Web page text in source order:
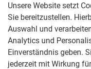
Unsere Website setzt
Sie bereitzustellen.
Auswahl und
Analytics und
Einverständnis geben.
jederzeit mit Wirkung